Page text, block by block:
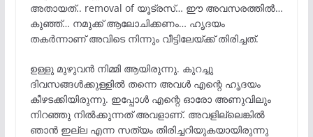
അതായത്.. removal of യൂട്രസ്… ഈ അവസരത്തിൽ…
കുഞ്ഞ്… നമുക്ക് ആലോചിക്കണം… ഹൃദയം
തകർന്നാണ് അവിടെ നിന്നും വീട്ടിലേയ്ക്ക് തിരിച്ചത്.
ഉള്ളു മുഴുവൻ നിമ്മി ആയിരുന്നു. കുറച്ചു
ദിവസങ്ങൾക്കുള്ളിൽ തന്നെ അവൾ എന്റെ ഹൃദയം
കീഴടക്കിയിരുന്നു. ഇപ്പോൾ എന്റെ ഓരോ അണുവിലും
നിറഞ്ഞു നിൽക്കുന്നത് അവളാണ്. അവളില്ലെങ്കിൽ
ഞാൻ ഇല്ല എന്ന സത്യം തിരിച്ചറിയുകയായിരുന്നു